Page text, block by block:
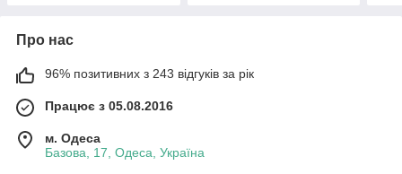
Про нас
96% позитивних з 243 відгуків за рік
Працює з 05.08.2016
м. Одеса
Базова, 17, Одеса, Україна